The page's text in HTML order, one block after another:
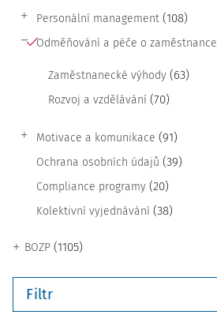
Personální management (108)
Odměňování a péče o zaměstnance
Zaměstnanecké výhody (63)
Rozvoj a vzdělávání (70)
Motivace a komunikace (91)
Ochrana osobních údajů (39)
Compliance programy (20)
Kolektivní vyjednávání (38)
BOZP (1105)
Filtr